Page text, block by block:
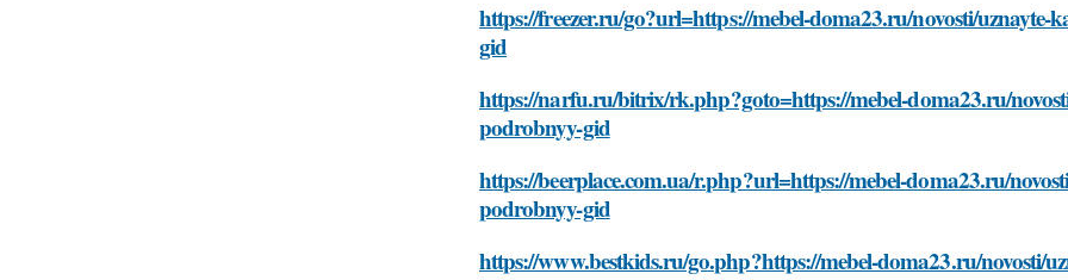
https://freezer.ru/go?url=https://mebel-doma23.ru/novosti/
gid
https://narfu.ru/bitrix/rk.php?goto=https://mebel-doma23.ru/
podrobnyy-gid
https://beerplace.com.ua/r.php?url=https://mebel-doma23.ru/
podrobnyy-gid
https://www.bestkids.ru/go.php?https://mebel-doma23.ru/novosti/